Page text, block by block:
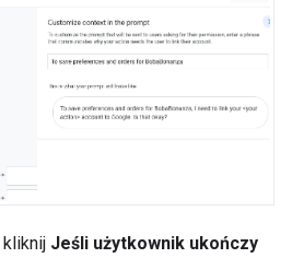
kliknij Jeśli użytkownik ukończy